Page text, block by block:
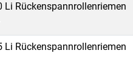
Rückenspannrollenriemen
Rückenspannrollenriemen